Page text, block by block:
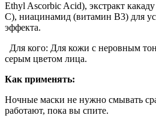
Ethyl Ascorbic Acid), экстракт
С), ниацинамид (витамин B3) для
эффекта.
Для кого: Для кожи с неровным
серым цветом лица.
Как применять:
Ночные маски не нужно смывать
работают, пока вы спите.